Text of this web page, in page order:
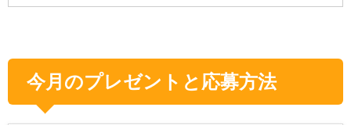
今月のプレゼントと応募方法